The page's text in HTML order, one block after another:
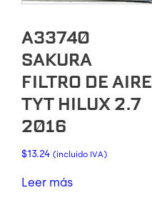
A33740
SAKURA
FILTRO DE AIRE
TYT HILUX 2.7
2016
$13.24 (incluido IVA)
Leer más